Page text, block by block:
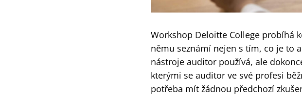
Workshop Deloitte College probíhá
němu seznámí nejen s tím, co je to
nástroje auditor používá, ale
kterými se auditor ve své profesi
potřeba mít žádnou předchozí